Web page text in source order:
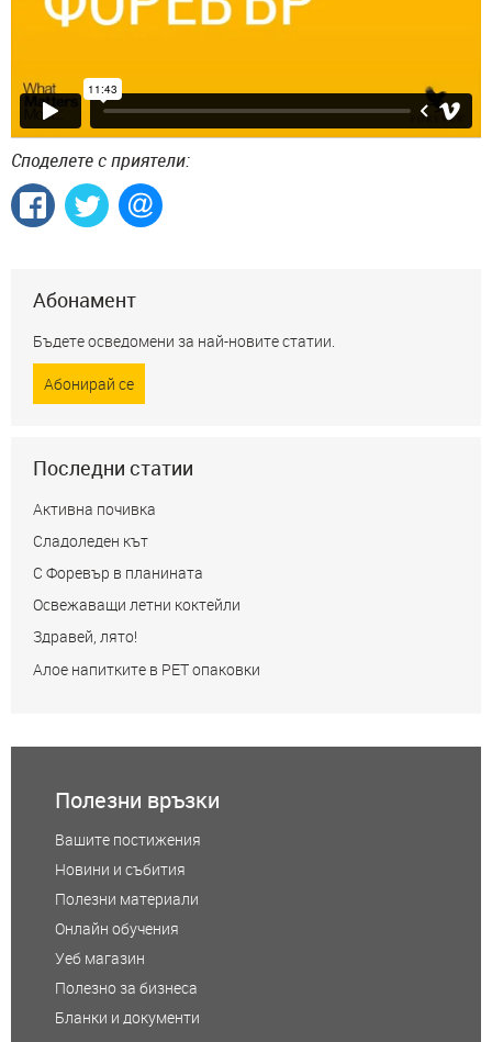
Споделете с приятели:
Абонамент
Бъдете осведомени за най-новите статии.
Абонирай се
Последни статии
Активна почивка
Сладоледен кът
С Форевър в планината
Освежаващи летни коктейли
Здравей, лято!
Алое напитките в РЕТ опаковки
Полезни връзки
Вашите постижения
Новини и събития
Полезни материали
Онлайн обучения
Уеб магазин
Полезно за бизнеса
Бланки и документи